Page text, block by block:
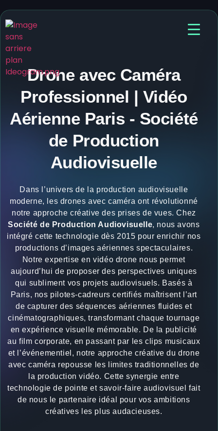
Drone avec Caméra
Professionnel | Vidéo
Aérienne Paris - Société
de Production
Audiovisuelle
Dans l’univers de la production audiovisuelle
moderne, les drones avec caméra ont révolutionné
notre approche créative des prises de vues. Chez
Société de Production Audiovisuelle, nous avons
intégré cette technologie dès 2015 pour enrichir nos
productions d’images aériennes spectaculaires.
Notre expertise en vidéo drone nous permet
aujourd’hui de proposer des perspectives uniques
qui subliment vos projets audiovisuels. Basés à
Paris, nos pilotes-cadreurs certifiés maîtrisent l’art
de capturer des séquences aériennes fluides et
cinématographiques, transformant chaque tournage
en expérience visuelle mémorable. De la publicité
au film corporate, en passant par les clips musicaux
et l’événementiel, notre approche créative du drone
avec caméra repousse les limites traditionnelles de
la production vidéo. Cette synergie entre
technologie de pointe et savoir-faire audiovisuel fait
de nous le partenaire idéal pour vos ambitions
créatives les plus audacieuses.